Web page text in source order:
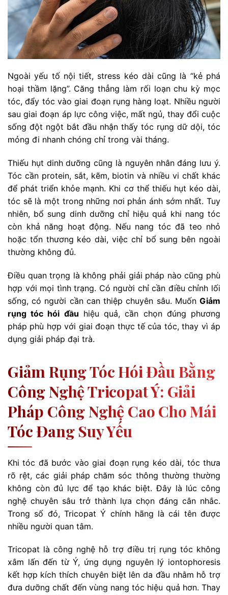
Ngoài yếu tố nội tiết, stress kéo dài cũng là “kẻ phá
hoại thầm lặng”. Căng thẳng làm rối loạn chu kỳ mọc
tóc, đẩy tóc vào giai đoạn rụng hàng loạt. Nhiều người
sau giai đoạn áp lực công việc, mất ngủ, thay đổi cuộc
sống đột ngột bắt đầu nhận thấy tóc rụng dữ dội, tóc
mỏng đi nhanh chóng chỉ trong vài tháng.
Thiếu hụt dinh dưỡng cũng là nguyên nhân đáng lưu ý.
Tóc cần protein, sắt, kẽm, biotin và nhiều vi chất khác
để phát triển khỏe mạnh. Khi cơ thể thiếu hụt kéo dài,
tóc sẽ là một trong những nơi phản ánh sớm nhất. Tuy
nhiên, bổ sung dinh dưỡng chỉ hiệu quả khi nang tóc
còn khả năng hoạt động. Nếu nang tóc đã teo nhỏ
hoặc tổn thương kéo dài, việc chỉ bổ sung bên ngoài
thường không đủ.
Điều quan trọng là không phải giải pháp nào cũng phù
hợp với mọi tình trạng. Có người chỉ cần điều chỉnh lối
sống, có người cần can thiệp chuyên sâu. Muốn Giảm
rụng tóc hói đầu hiệu quả, cần chọn đúng phương
pháp phù hợp với giai đoạn thực tế của tóc, thay vì áp
dụng giải pháp đại trà.
Giảm Rụng Tóc Hói Đầu Bằng
Công Nghệ Tricopat Ý: Giải
Pháp Công Nghệ Cao Cho Mái
Tóc Đang Suy Yếu
Khi tóc đã bước vào giai đoạn rụng kéo dài, tóc thưa
rõ rệt, các giải pháp chăm sóc thông thường thường
không còn đủ lực để tạo khác biệt. Đây là lúc công
nghệ chuyên sâu trở thành lựa chọn đáng cân nhắc.
Trong số đó, Tricopat Ý chính hãng là cái tên được
nhiều người quan tâm.
Tricopat là công nghệ hỗ trợ điều trị rụng tóc không
xâm lấn đến từ Ý, ứng dụng nguyên lý iontophoresis
kết hợp kích thích chuyên biệt lên da đầu nhằm hỗ trợ
đưa dưỡng chất đến vùng nang tóc hiệu quả hơn. Thay